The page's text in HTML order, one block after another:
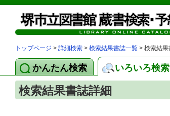
トップページ > 詳細検索 > 検索結果書誌一覧 > 検索結果
かんたん検索 いろいろ検索
検索結果書誌詳細